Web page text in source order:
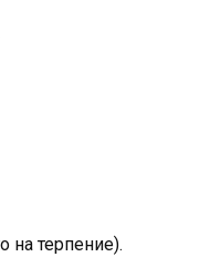
на терпение).